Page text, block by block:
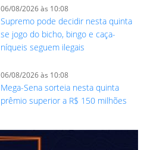
06/08/2026 às 10:08
Supremo pode decidir nesta quinta
se jogo do bicho, bingo e caça-
níqueis seguem ilegais
06/08/2026 às 10:08
Mega-Sena sorteia nesta quinta
prêmio superior a R$ 150 milhões